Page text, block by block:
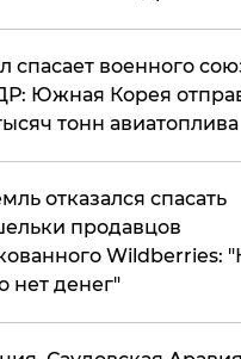
спасает военного
Южная Корея
тонн авиатоплива
отказался спасать
продавцов
Wildberries:
нет денег"